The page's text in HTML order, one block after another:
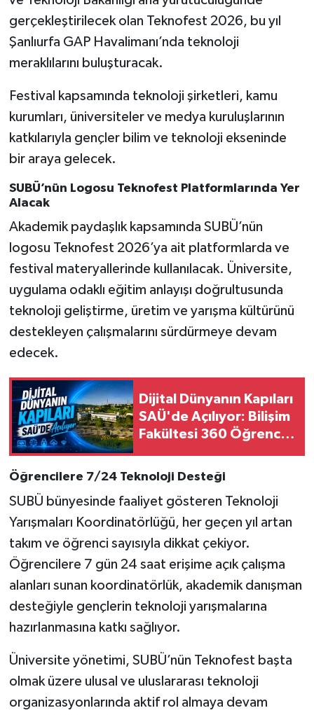
gerçekleştirilecek olan Teknofest 2026, bu yıl
Şanlıurfa GAP Havalimanı’nda teknoloji
meraklılarını buluşturacak.
Festival kapsamında teknoloji şirketleri, kamu
kurumları, üniversiteler ve medya kuruluşlarının
katkılarıyla gençler bilim ve teknoloji ekseninde
bir araya gelecek.
SUBÜ’nün Logosu Teknofest Platformlarında Yer
Alacak
Akademik paydaşlık kapsamında SUBÜ’nün
logosu Teknofest 2026’ya ait platformlarda ve
festival materyallerinde kullanılacak. Üniversite,
uygulama odaklı eğitim anlayışı doğrultusunda
teknoloji geliştirme, üretim ve yarışma kültürünü
destekleyen çalışmalarını sürdürmeye devam
edecek.
Dijital Dünyanın Kapıları
SAÜ'de Açılıyor: Bilişim
Fakültesi 360 Öğrenci
Öğrencilere 7/24 Teknoloji Desteği
SUBÜ bünyesinde faaliyet gösteren Teknoloji
Yarışmaları Koordinatörlüğü, her geçen yıl artan
takım ve öğrenci sayısıyla dikkat çekiyor.
Öğrencilere 7 gün 24 saat erişime açık çalışma
alanları sunan koordinatörlük, akademik danışman
desteğiyle gençlerin teknoloji yarışmalarına
hazırlanmasına katkı sağlıyor.
Üniversite yönetimi, SUBÜ’nün Teknofest başta
olmak üzere ulusal ve uluslararası teknoloji
organizasyonlarında aktif rol almaya devam